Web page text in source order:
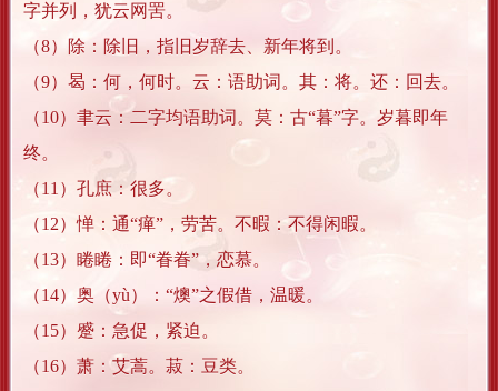
字并列，犹云网罟。
（8）除：除旧，指旧岁辞去、新年将到。
（9）曷：何，何时。云：语助词。其：将。还：回去。
（10）聿云：二字均语助词。莫：古“暮”字。岁暮即年
终。
（11）孔庶：很多。
（12）惮：通“瘅”，劳苦。不暇：不得闲暇。
（13）睠睠：即“眷眷”，恋慕。
（14）奥（yù）：“燠”之假借，温暖。
（15）蹙：急促，紧迫。
（16）萧：艾蒿。菽：豆类。